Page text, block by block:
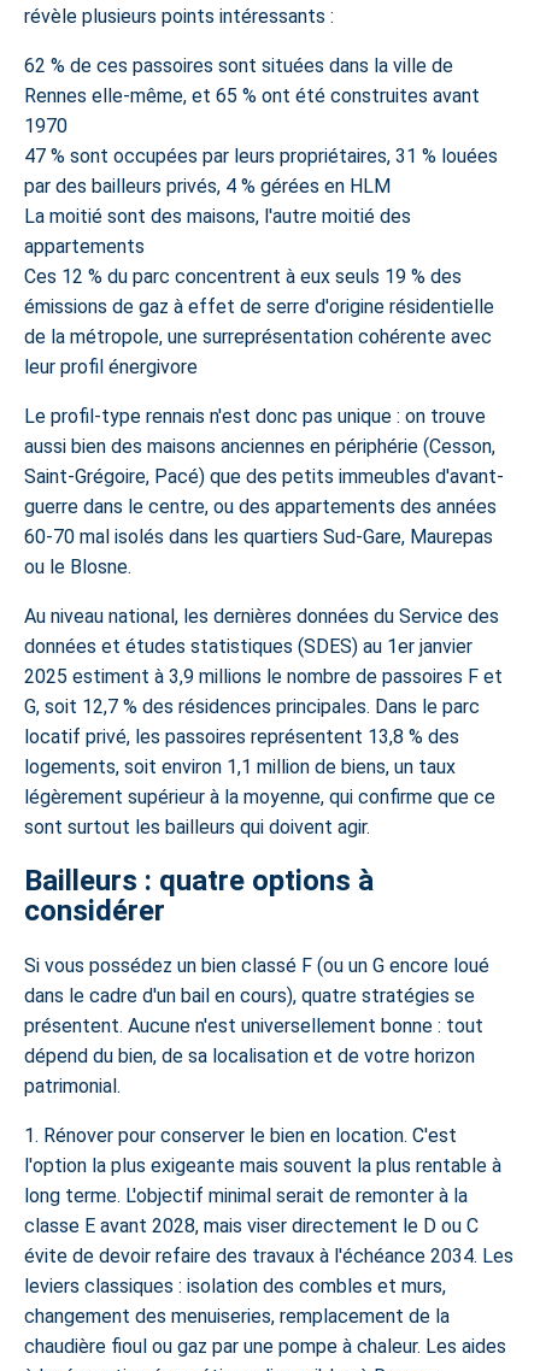
révèle plusieurs points intéressants :
62 % de ces passoires sont situées dans la ville de
Rennes elle-même, et 65 % ont été construites avant
1970
47 % sont occupées par leurs propriétaires, 31 % louées
par des bailleurs privés, 4 % gérées en HLM
La moitié sont des maisons, l'autre moitié des
appartements
Ces 12 % du parc concentrent à eux seuls 19 % des
émissions de gaz à effet de serre d'origine résidentielle
de la métropole, une surreprésentation cohérente avec
leur profil énergivore
Le profil-type rennais n'est donc pas unique : on trouve
aussi bien des maisons anciennes en périphérie (Cesson,
Saint-Grégoire, Pacé) que des petits immeubles d'avant-
guerre dans le centre, ou des appartements des années
60-70 mal isolés dans les quartiers Sud-Gare, Maurepas
ou le Blosne.
Au niveau national, les dernières données du Service des
données et études statistiques (SDES) au 1er janvier
2025 estiment à 3,9 millions le nombre de passoires F et
G, soit 12,7 % des résidences principales. Dans le parc
locatif privé, les passoires représentent 13,8 % des
logements, soit environ 1,1 million de biens, un taux
légèrement supérieur à la moyenne, qui confirme que ce
sont surtout les bailleurs qui doivent agir.
Bailleurs : quatre options à
considérer
Si vous possédez un bien classé F (ou un G encore loué
dans le cadre d'un bail en cours), quatre stratégies se
présentent. Aucune n'est universellement bonne : tout
dépend du bien, de sa localisation et de votre horizon
patrimonial.
1. Rénover pour conserver le bien en location. C'est
l'option la plus exigeante mais souvent la plus rentable à
long terme. L'objectif minimal serait de remonter à la
classe E avant 2028, mais viser directement le D ou C
évite de devoir refaire des travaux à l'échéance 2034. Les
leviers classiques : isolation des combles et murs,
changement des menuiseries, remplacement de la
chaudière fioul ou gaz par une pompe à chaleur. Les aides